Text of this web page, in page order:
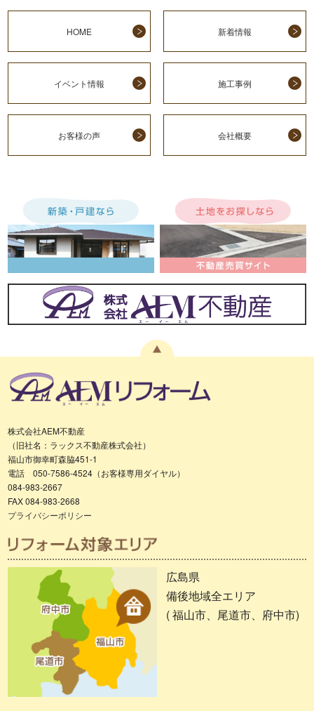
HOME 新着情報
イベント情報 施工事例
お客様の声 会社概要
株式会社AEM不動産
（旧社名：ラックス不動産株式会社）
福山市御幸町森脇451-1
電話 050-7586-4524（お客様専用ダイヤル）
084-983-2667
FAX 084-983-2668
プライバシーポリシー
広島県
備後地域全エリア
( 福山市、尾道市、府中市)